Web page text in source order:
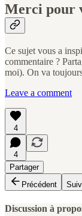
Merci pour
Ce sujet vous a
commentaire ?
moi). On va
Leave a comment
4
4
Partager
Précédent
Discussion à